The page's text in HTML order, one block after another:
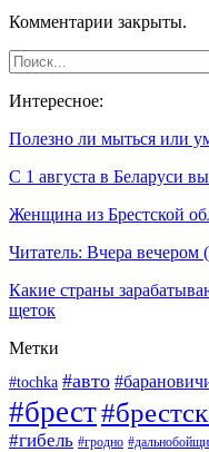
Комментарии закрыты.
Интересное:
Полезно ли мыться или
С 1 августа в Беларуси
Женщина из Брестской
Читатель: Вчера
Какие страны
щеток
Метки
#tochka #авто
#брест
#гибель #гродно